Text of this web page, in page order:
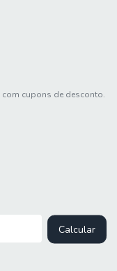
cupons de desconto.
Calcular